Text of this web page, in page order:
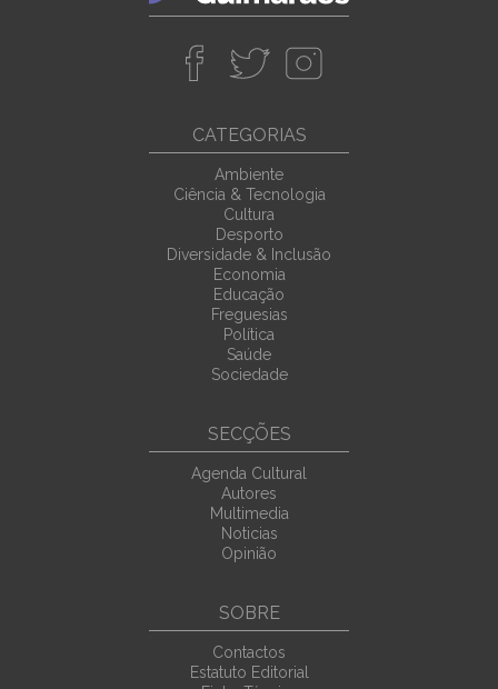
CATEGORIAS
Ambiente
Ciência & Tecnologia
Cultura
Desporto
Diversidade & Inclusão
Economia
Educação
Freguesias
Política
Saúde
Sociedade
SECÇÕES
Agenda Cultural
Autores
Multimedia
Noticias
Opinião
SOBRE
Contactos
Estatuto Editorial